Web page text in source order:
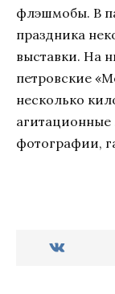
флэшмобы. В
праздника
выставки. На
петровские
несколько
агитационные
фотографии,